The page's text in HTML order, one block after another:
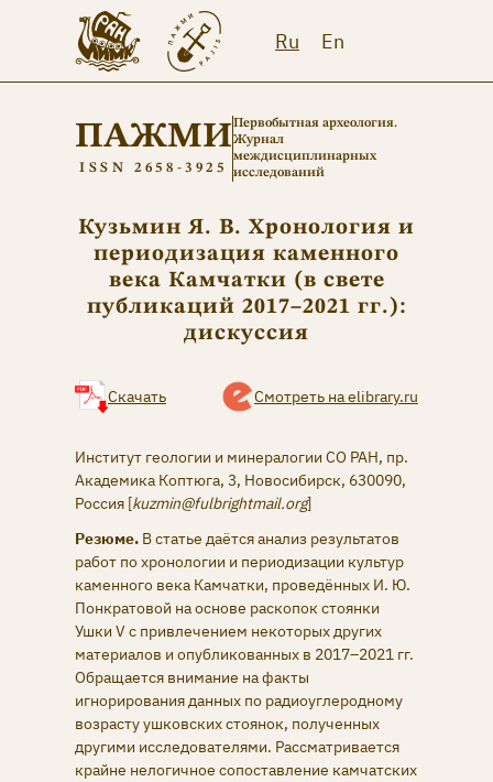
Ru En
ПАЖМИ
ISSN 2658-3925
Первобытная археология.
Журнал
междисциплинарных
исследований
Кузьмин Я. В. Хронология и
периодизация каменного
века Камчатки (в свете
публикаций 2017–2021 гг.):
дискуссия
Скачать Смотреть на elibrary.ru
Институт геологии и минералогии СО РАН, пр.
Академика Коптюга, 3, Новосибирск, 630090,
Россия [kuzmin@fulbrightmail.org]
Резюме. В статье даётся анализ результатов
работ по хронологии и периодизации культур
каменного века Камчатки, проведённых И. Ю.
Понкратовой на основе раскопок стоянки
Ушки V с привлечением некоторых других
материалов и опубликованных в 2017–2021 гг.
Обращается внимание на факты
игнорирования данных по радиоуглеродному
возрасту ушковских стоянок, полученных
другими исследователями. Рассматривается
крайне нелогичное сопоставление камчатских